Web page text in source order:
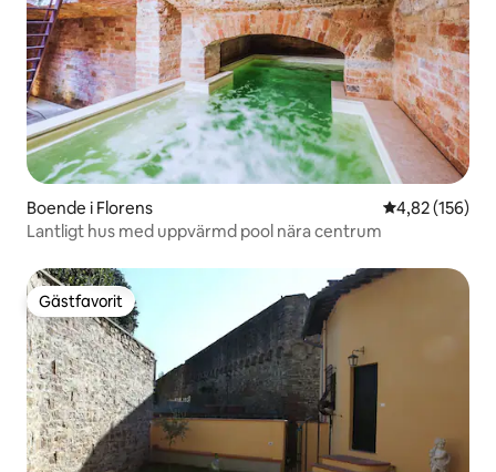
Boende i Florens 4,82 av 5 i
4,82 (156)
Lantligt hus med uppvärmd pool nära centrum
Gästfavorit
Gästfavorit